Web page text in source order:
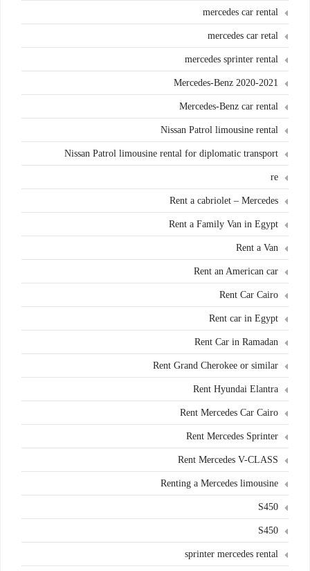
mercedes car rental
mercedes car retal
mercedes sprinter rental
Mercedes-Benz 2020-2021
Mercedes-Benz car rental
Nissan Patrol limousine rental
Nissan Patrol limousine rental for diplomatic transport
re
Rent a cabriolet – Mercedes
Rent a Family Van in Egypt
Rent a Van
Rent an American car
Rent Car Cairo
Rent car in Egypt
Rent Car in Ramadan
Rent Grand Cherokee or similar
Rent Hyundai Elantra
Rent Mercedes Car Cairo
Rent Mercedes Sprinter
Rent Mercedes V-CLASS
Renting a Mercedes limousine
S450
S450
sprinter mercedes rental